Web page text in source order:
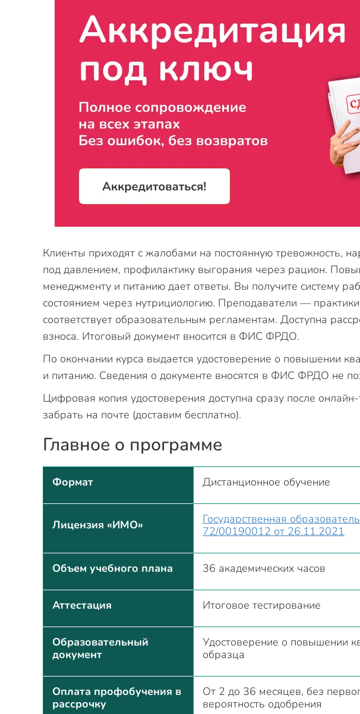
Клиенты приходят с жалобами на постоянную тревожность,
под давлением, профилактику выгорания через рацион.
менеджменту и питанию дает ответы. Вы получите систему
состоянием через нутрициологию. Преподаватели —
соответствует образовательным регламентам. Доступна
взноса. Итоговый документ вносится в ФИС ФРДО.
По окончании курса выдается удостоверение о повышении
и питанию. Сведения о документе вносятся в ФИС ФРДО не
Цифровая копия удостоверения доступна сразу после
забрать на почте (доставим бесплатно).
Главное о программе
Формат Дистанционное обучение
Лицензия «ИМО»
Государственная
72/00190012 от 26.11.2021
Объем учебного плана 36 академических часов
Аттестация Итоговое тестирование
Образовательный
документ
Удостоверение о повышении
образца
Оплата профобучения в
рассрочку
От 2 до 36 месяцев, без
вероятность одобрения